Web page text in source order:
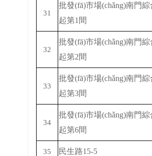
31
批發(fā)市場(chǎng)南門
起第1間
32
批發(fā)市場(chǎng)南門
起第2間
33
批發(fā)市場(chǎng)南門
起第3間
34
批發(fā)市場(chǎng)南門
起第6間
35 民生路15-5